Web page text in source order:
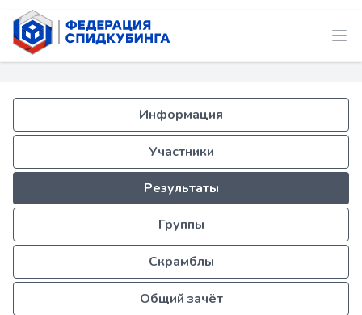
Информация
Участники
Результаты
Группы
Скрамблы
Общий зачёт